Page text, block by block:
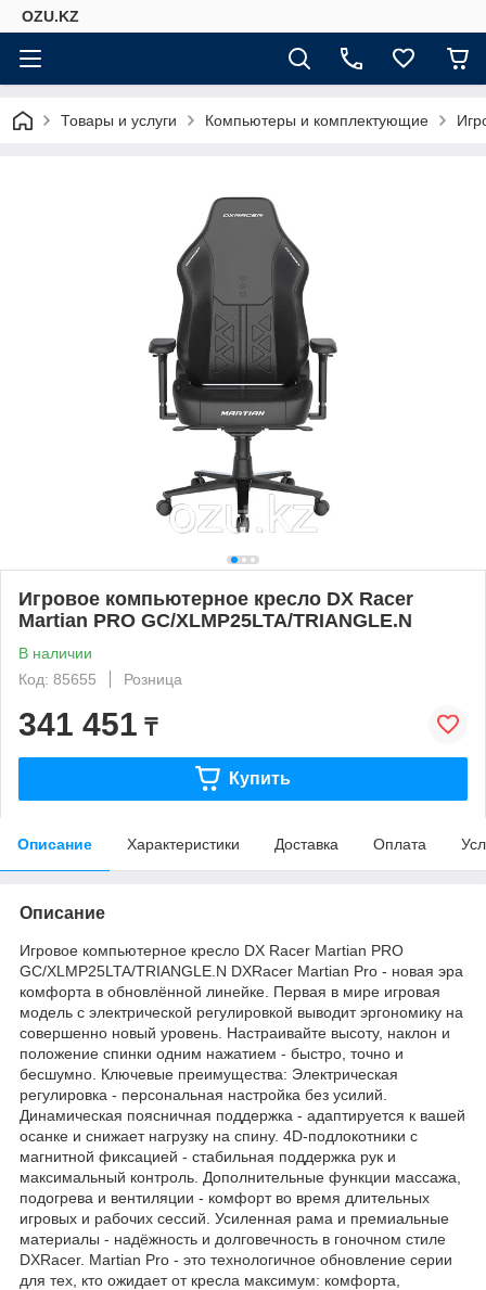
OZU.KZ
Товары и услуги Компьютеры и комплектующие
Игровое компьютерное кресло DX Racer
Martian PRO GC/XLMP25LTA/TRIANGLE.N
В наличии
Код: 85655
Розница
341 451 ₸
Купить
Описание Характеристики Доставка Оплата
Описание
Игровое компьютерное кресло DX Racer Martian PRO
GC/XLMP25LTA/TRIANGLE.N DXRacer Martian Pro - новая эра
комфорта в обновлённой линейке. Первая в мире игровая
модель с электрической регулировкой выводит эргономику на
совершенно новый уровень. Настраивайте высоту, наклон и
положение спинки одним нажатием - быстро, точно и
бесшумно. Ключевые преимущества: Электрическая
регулировка - персональная настройка без усилий.
Динамическая поясничная поддержка - адаптируется к вашей
осанке и снижает нагрузку на спину. 4D-подлокотники с
магнитной фиксацией - стабильная поддержка рук и
максимальный контроль. Дополнительные функции массажа,
подогрева и вентиляции - комфорт во время длительных
игровых и рабочих сессий. Усиленная рама и премиальные
материалы - надёжность и долговечность в гоночном стиле
DXRacer. Martian Pro - это технологичное обновление серии
для тех, кто ожидает от кресла максимум: комфорта,